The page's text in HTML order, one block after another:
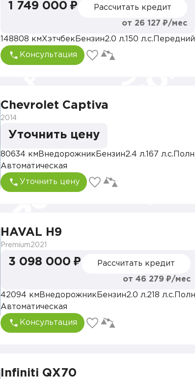
1 749 000 ₽ Рассчитать кредит
от 26 127 ₽/мес
148808 кмХэтчбек Бензин2.0 л. 150 л.с. Передний
Консультация
Chevrolet Captiva
2014
Уточнить цену
80634 км Внедорожник Бензин2.4 л. 167 л.с.
Автоматическая
Уточнить цену
HAVAL H9
Premium2021
3 098 000 ₽ Рассчитать кредит
от 46 279 ₽/мес
42094 км Внедорожник Бензин2.0 л.218 л.с.
Автоматическая
Консультация
Infiniti QX70